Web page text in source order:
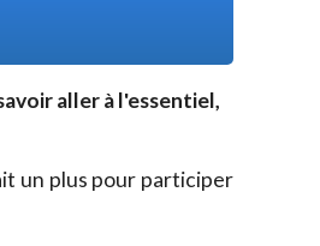
aller à l'essentiel,
un plus pour participer